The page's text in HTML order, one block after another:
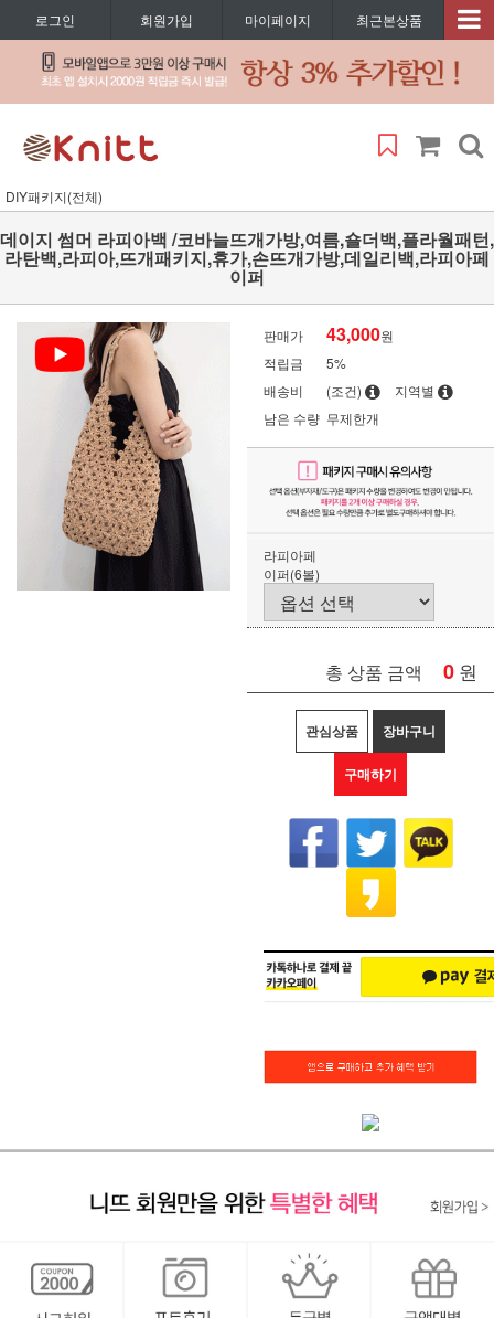
로그인 회원가입 마이페이지 최근본상품
DIY패키지(전체)
데이지 썸머 라피아백 /코바늘뜨개가방,여름,숄더백,플라월패턴,
라탄백,라피아,뜨개패키지,휴가,손뜨개가방,데일리백,라피아페
이퍼
판매가 43,000원
적립금
5%
배송비
(조건)
지역별
남은 수량 무제한개
라피아페
이퍼(6볼)
총 상품 금액 0 원
관심상품 장바구니
구매하기